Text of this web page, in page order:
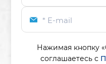
* E-mail
Нажимая кнопку
соглашаетесь с